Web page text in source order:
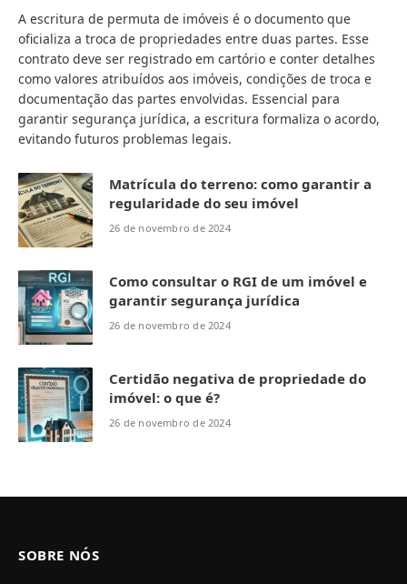
A escritura de permuta de imóveis é o documento que
oficializa a troca de propriedades entre duas partes. Esse
contrato deve ser registrado em cartório e conter detalhes
como valores atribuídos aos imóveis, condições de troca e
documentação das partes envolvidas. Essencial para
garantir segurança jurídica, a escritura formaliza o acordo,
evitando futuros problemas legais.
Matrícula do terreno: como garantir a
regularidade do seu imóvel
26 de novembro de 2024
Como consultar o RGI de um imóvel e
garantir segurança jurídica
26 de novembro de 2024
Certidão negativa de propriedade do
imóvel: o que é?
26 de novembro de 2024
SOBRE NÓS